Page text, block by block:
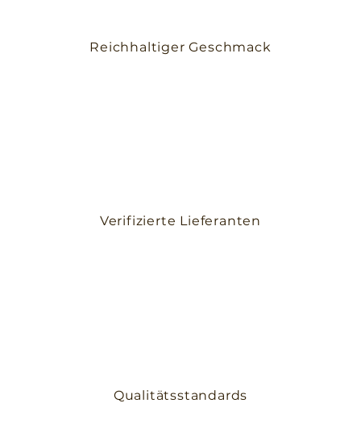
Reichhaltiger Geschmack
Verifizierte Lieferanten
Qualitätsstandards